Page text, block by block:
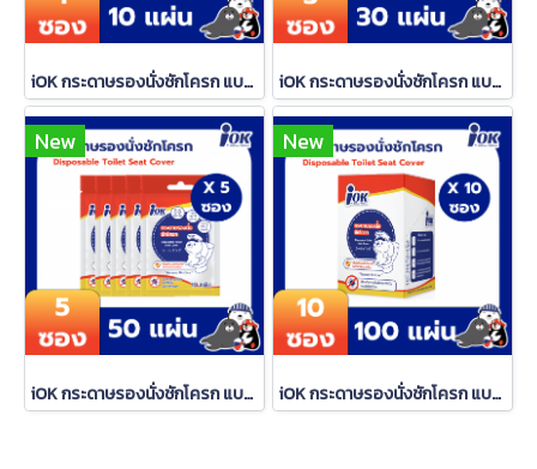
iOK กระดาษรองนั่งชักโครก แบบซองซิปล็อค (บรรจุ 10 แผ่น/ซอง) x 1 ซอง iOK กระดาษรองนั่งชักโครก แบบซองซิปล็อค (บรรจุ 10 แผ่น/ซอง) x 3 ซอง
New
iOK กระดาษรองนั่งชักโครก แบบซองซิปล็อค (บรรจุ 10 แผ่น/ซอง) x 5 ซอง
New
iOK กระดาษรองนั่งชักโครก แบบซองซิปล็อค 10 แผ่น/ซอง x 10 ซอง (1 กล่อง) iOK กระดาษรองนั่งชักโครก แบบซองซิปล็อค 10 แผ่น/ซอง x 10 ซอง (1 กล่อง) iOK กระดาษรองนั่งชักโครก แบบซองซิปล็อค 10 แผ่น/ซอง x 10 ซอง (1 กล่อง) iOK กระดาษรองนั่งชักโครก แบบซองซิปล็อค